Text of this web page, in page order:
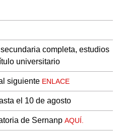
completa, estudios
universitario
siguiente ENLACE
el 10 de agosto
de Sernanp AQUÍ.